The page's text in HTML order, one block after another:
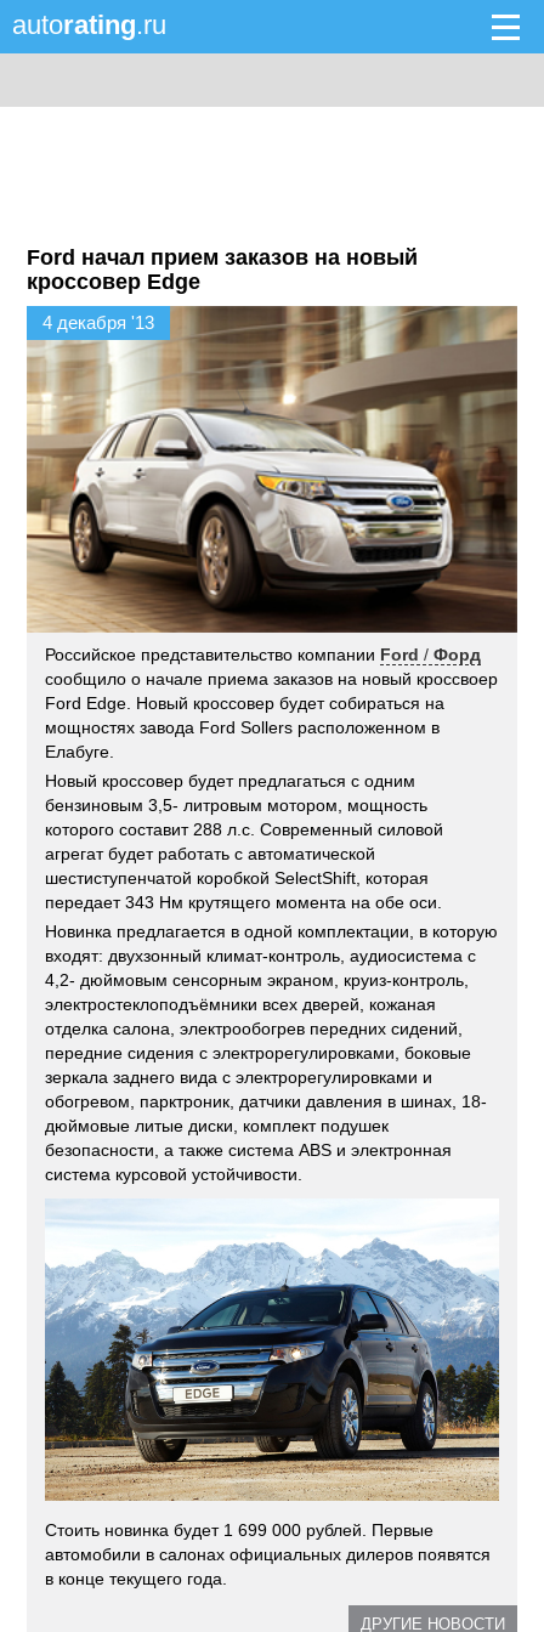
autorating.ru
Ford начал прием заказов на новый
кроссовер Edge
4 декабря '13
Российское представительство компании Ford /Форд
сообщило о начале приема заказов на новый кроссвоер
Ford Edge. Новый кроссовер будет собираться на
мощностях завода Ford Sollers расположенном в
Елабуге.
Новый кроссовер будет предлагаться с одним
бензиновым 3,5- литровым мотором, мощность
которого составит 288 л.с. Современный силовой
агрегат будет работать с автоматической
шестиступенчатой коробкой SelectShift, которая
передает 343 Нм крутящего момента на обе оси.
Новинка предлагается в одной комплектации, в которую
входят: двухзонный климат-контроль, аудиосистема с
4,2- дюймовым сенсорным экраном, круиз-контроль,
электростеклоподъёмники всех дверей, кожаная
отделка салона, электрообогрев передних сидений,
передние сидения с электрорегулировками, боковые
зеркала заднего вида с электрорегулировками и
обогревом, парктроник, датчики давления в шинах, 18-
дюймовые литые диски, комплект подушек
безопасности, а также система ABS и электронная
система курсовой устойчивости.
Стоить новинка будет 1 699 000 рублей. Первые
автомобили в салонах официальных дилеров появятся
в конце текущего года.
ДРУГИЕ НОВОСТИ